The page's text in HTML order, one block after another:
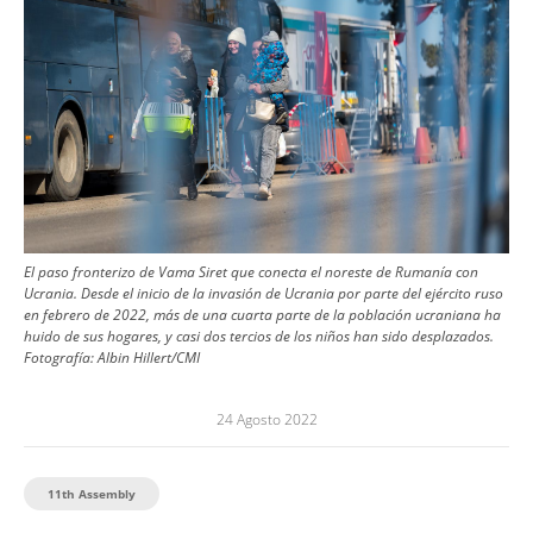
El paso fronterizo de Vama Siret que conecta el noreste de Rumanía con
Ucrania. Desde el inicio de la invasión de Ucrania por parte del ejército ruso
en febrero de 2022, más de una cuarta parte de la población ucraniana ha
huido de sus hogares, y casi dos tercios de los niños han sido desplazados.
Fotografía:Albin Hillert/CMI
24 Agosto 2022
11th Assembly